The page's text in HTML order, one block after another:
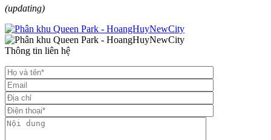
(updating)
Thông tin liên hệ